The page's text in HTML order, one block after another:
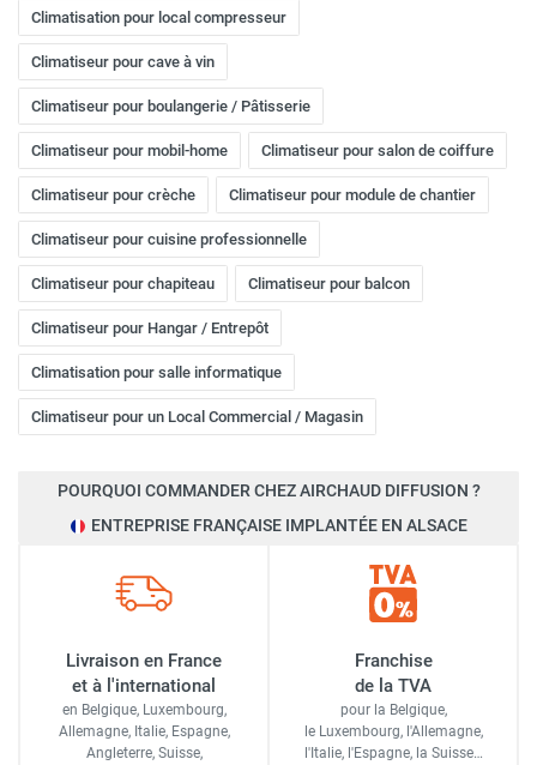
Climatisation pour local compresseur
Climatiseur pour cave à vin
Climatiseur pour boulangerie / Pâtisserie
Climatiseur pour mobil-home Climatiseur pour salon de coiffure
Climatiseur pour crèche Climatiseur pour module de chantier
Climatiseur pour cuisine professionnelle
Climatiseur pour chapiteau Climatiseur pour balcon
Climatiseur pour Hangar / Entrepôt
Climatisation pour salle informatique
Climatiseur pour un Local Commercial / Magasin
POURQUOI COMMANDER CHEZ AIRCHAUD DIFFUSION ?
ENTREPRISE FRANÇAISE IMPLANTÉE EN ALSACE
Livraison en France
et à l'international
en Belgique, Luxembourg,
Allemagne, Italie, Espagne,
Angleterre, Suisse,
Franchise
de la TVA
pour la Belgique,
le Luxembourg, l'Allemagne,
l'Italie, l'Espagne, la Suisse…